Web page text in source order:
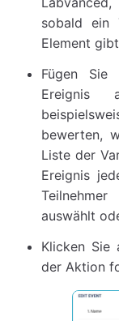
sobald ein
Element
Fügen Sie
Ereignis
bewerten,
Liste der
Ereignis
auswählt
Klicken Sie
der Aktion